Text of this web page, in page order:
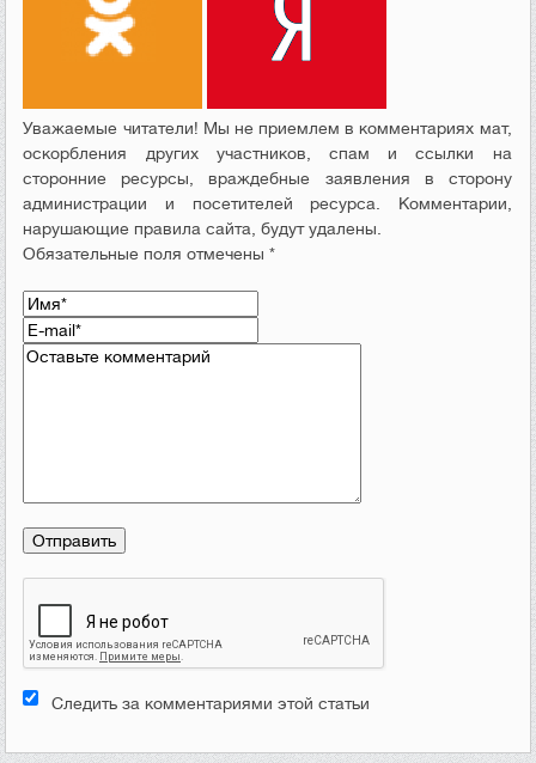
Уважаемые читатели! Мы не приемлем в комментариях мат,
оскорбления других участников, спам и ссылки на
сторонние ресурсы, враждебные заявления в сторону
администрации и посетителей ресурса. Комментарии,
нарушающие правила сайта, будут удалены.
Обязательные поля отмечены *
Следить за комментариями этой статьи